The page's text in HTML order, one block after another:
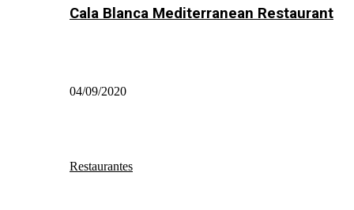
Cala Blanca Mediterranean Restaurant
04/09/2020
Restaurantes